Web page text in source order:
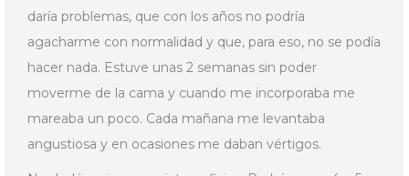
daría problemas, que con los años no podría
agacharme con normalidad y que, para eso, no se podía
hacer nada. Estuve unas 2 semanas sin poder
moverme de la cama y cuando me incorporaba me
mareaba un poco. Cada mañana me levantaba
angustiosa y en ocasiones me daban vértigos.